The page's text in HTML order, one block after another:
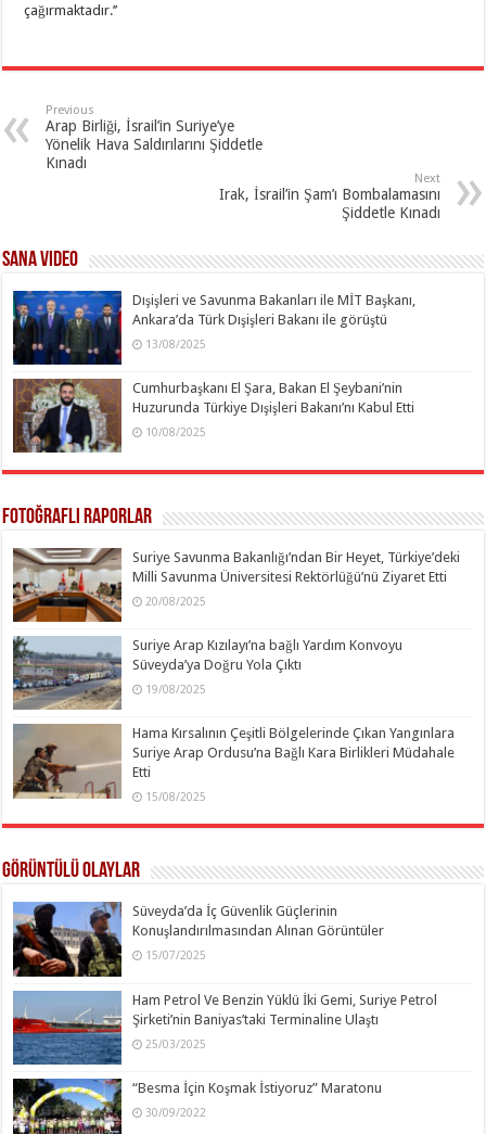
çağırmaktadır.’’
Previous
Arap Birliği, İsrail’in Suriye’ye
Yönelik Hava Saldırılarını Şiddetle
Kınadı
Next
Irak, İsrail’in Şam’ı Bombalamasını
Şiddetle Kınadı
SANA Video
Dışişleri ve Savunma Bakanları ile MİT Başkanı,
Ankara’da Türk Dışişleri Bakanı ile görüştü
13/08/2025
Cumhurbaşkanı El Şara, Bakan El Şeybani’nin
Huzurunda Türkiye Dışişleri Bakanı’nı Kabul Etti
10/08/2025
Fotoğraflı Raporlar
Suriye Savunma Bakanlığı’ndan Bir Heyet, Türkiye’deki
Milli Savunma Üniversitesi Rektörlüğü’nü Ziyaret Etti
20/08/2025
Suriye Arap Kızılayı’na bağlı Yardım Konvoyu
Süveyda’ya Doğru Yola Çıktı
19/08/2025
Hama Kırsalının Çeşitli Bölgelerinde Çıkan Yangınlara
Suriye Arap Ordusu’na Bağlı Kara Birlikleri Müdahale
Etti
15/08/2025
Görüntülü Olaylar
Süveyda’da İç Güvenlik Güçlerinin
Konuşlandırılmasından Alınan Görüntüler
15/07/2025
Ham Petrol Ve Benzin Yüklü İki Gemi, Suriye Petrol
Şirketi’nin Baniyas’taki Terminaline Ulaştı
25/03/2025
“Besma İçin Koşmak İstiyoruz” Maratonu
30/09/2022